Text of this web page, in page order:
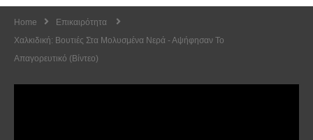
Home
Επικαιρότητα
Χαλκιδική: Βουτιές Στα Μολυσμένα Νερά - Αψήφησαν Το
Απαγορευτικό (Βίντεο)